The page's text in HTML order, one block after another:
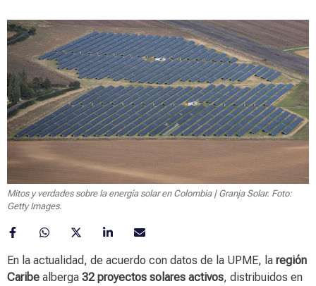
Mitos y verdades sobre la energía solar en Colombia | Granja Solar. Foto:
Getty Images.
En la actualidad, de acuerdo con datos de la UPME, la región
Caribe alberga 32 proyectos solares activos, distribuidos en